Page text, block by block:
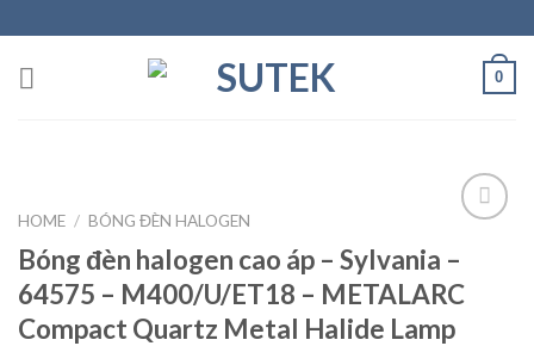
to
content
0
Add to
Wishlist
HOME / BÓNG ĐÈN HALOGEN
Bóng đèn halogen cao áp – Sylvania –
64575 – M400/U/ET18 – METALARC
Compact Quartz Metal Halide Lamp